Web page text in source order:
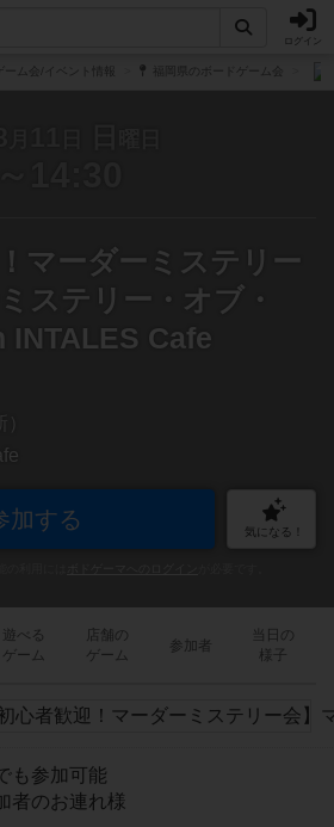
ログイン
マーダーミステリー
ステリー・オブ・
INTALES Cafe
加する 気になる！
遊べる
ゲーム
店舗の
ゲーム
参加者
当日の
様子
も参加可能
者のお連れ様